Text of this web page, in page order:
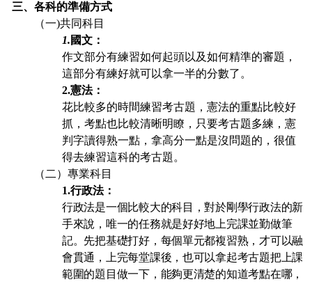
三、各科的準備方式
（一)共同科目
1. 國文：
作文部分有練習如何起頭以及如何精準的審題，
這部分有練好就可以拿一半的分數了。
2.憲法：
花比較多的時間練習考古題，憲法的重點比較好
抓，考點也比較清晰明瞭，只要考古題多練，憲
判字讀得熟一點，拿高分一點是沒問題的，很值
得去練習這科的考古題。
（二）專業科目
1.行政法：
行政法是一個比較大的科目，對於剛學行政法的新
手來說，唯一的任務就是好好地上完課並勤做筆
記。先把基礎打好，每個單元都複習熟，才可以融
會貫通，上完每堂課後，也可以拿起考古題把上課
範圍的題目做一下，能夠更清楚的知道考點在哪，